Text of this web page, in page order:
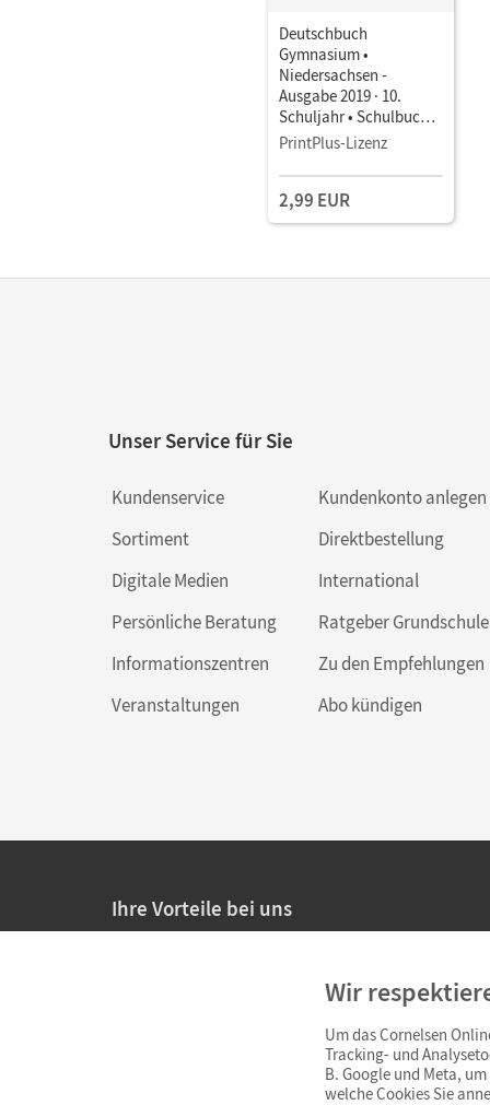
Deutschbuch
Gymnasium •
Niedersachsen -
Ausgabe 2019 · 10.
Schuljahr • Schulbuch
als E-Book Mit Medien
PrintPlus-Lizenz
2,99 EUR
Unser Service für Sie
Kundenservice
Sortiment
Digitale Medien
Persönliche Beratung
Informationszentren
Veranstaltungen
Kundenkonto anlegen
Direktbestellung
International
Ratgeber Grundschule
Zu den Empfehlungen
Abo kündigen
Ihre Vorteile bei uns
Persönliche Angebote für Lehrkräfte
Sicheres Einkaufen mit SSL-Verschlüsselung
Widerrufsfristvon 4 Wochen
Wir
Um das Cornelsen
Tracking- und
B. Google und Meta,
welche Cookies Sie